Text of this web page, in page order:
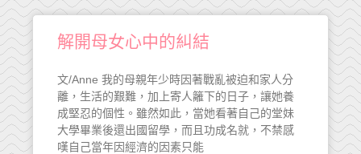
解開母女心中的糾結
文/Anne 我的母親年少時因著戰亂被迫和家人分
離，生活的艱難，加上寄人籬下的日子，讓她養
成堅忍的個性。雖然如此，當她看著自己的堂妹
大學畢業後還出國留學，而且功成名就，不禁感
嘆自己當年因經濟的因素只能